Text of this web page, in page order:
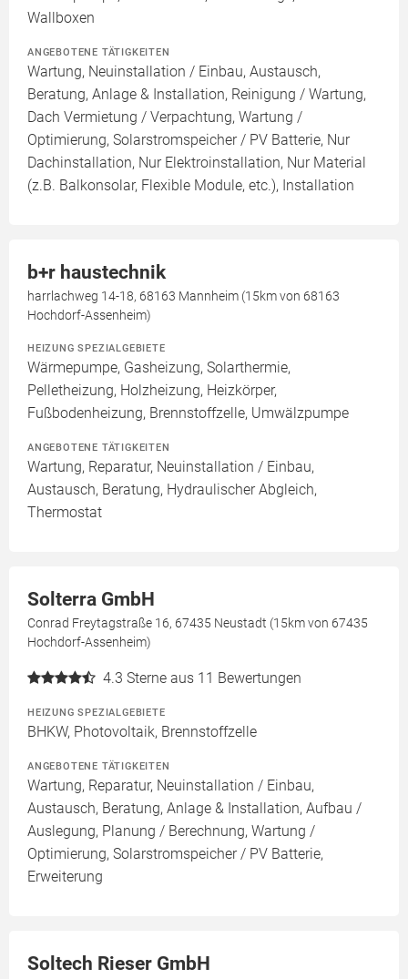
Wallboxen
ANGEBOTENE TÄTIGKEITEN
Wartung, Neuinstallation / Einbau, Austausch,
Beratung, Anlage & Installation, Reinigung / Wartung,
Dach Vermietung / Verpachtung, Wartung /
Optimierung, Solarstromspeicher / PV Batterie, Nur
Dachinstallation, Nur Elektroinstallation, Nur Material
(z.B. Balkonsolar, Flexible Module, etc.), Installation
b+r haustechnik
harrlachweg 14-18, 68163 Mannheim (15km von 68163
Hochdorf-Assenheim)
HEIZUNG SPEZIALGEBIETE
Wärmepumpe, Gasheizung, Solarthermie,
Pelletheizung, Holzheizung, Heizkörper,
Fußbodenheizung, Brennstoffzelle, Umwälzpumpe
ANGEBOTENE TÄTIGKEITEN
Wartung, Reparatur, Neuinstallation / Einbau,
Austausch, Beratung, Hydraulischer Abgleich,
Thermostat
Solterra GmbH
Conrad Freytagstraße 16, 67435 Neustadt (15km von 67435
Hochdorf-Assenheim)
4.3 Sterne aus 11 Bewertungen
HEIZUNG SPEZIALGEBIETE
BHKW, Photovoltaik, Brennstoffzelle
ANGEBOTENE TÄTIGKEITEN
Wartung, Reparatur, Neuinstallation / Einbau,
Austausch, Beratung, Anlage & Installation, Aufbau /
Auslegung, Planung / Berechnung, Wartung /
Optimierung, Solarstromspeicher / PV Batterie,
Erweiterung
Soltech Rieser GmbH